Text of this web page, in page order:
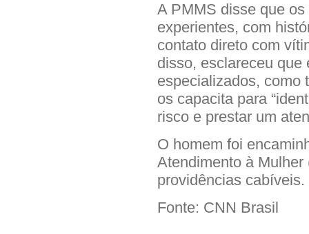
A PMMS disse que
experientes, com
contato direto com
disso, esclareceu que
especializados, como
os capacita para
risco e prestar um
O homem foi
Atendimento à
providências cabíveis.
Fonte: CNN Brasil